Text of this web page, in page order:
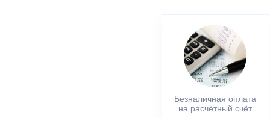
Безналичная оплата
на расчётный счёт